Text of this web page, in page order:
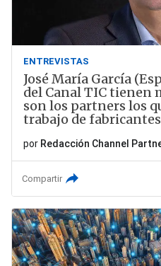
ENTREVISTAS
José María García
del Canal TIC tienen
son los partners los
trabajo de
por Redacción Channel
Compartir